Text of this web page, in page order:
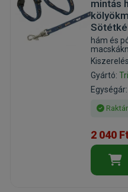
mintás
hám és
Gyártó:
2 040